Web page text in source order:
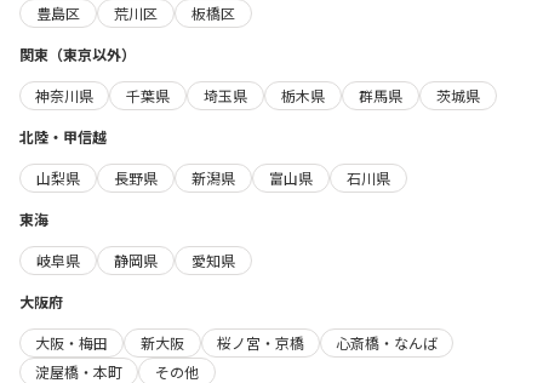
豊島区
荒川区
板橋区
関東（東京以外）
神奈川県
千葉県 埼玉県 栃木県 群馬県
茨城県
北陸・甲信越
山梨県
長野県 新潟県 富山県
石川県
東海
岐阜県
静岡県
愛知県
大阪府
大阪・梅田
新大阪 桜ノ宮・京橋
心斎橋・なんば
淀屋橋・本町
その他